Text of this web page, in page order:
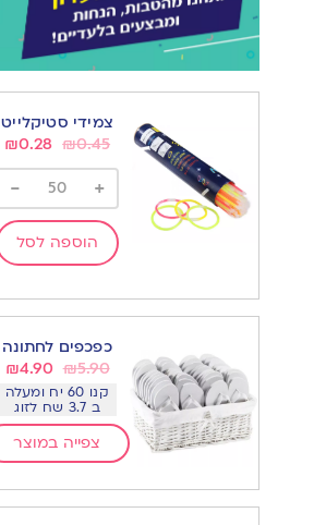
צמידי סטיקלייט
₪0.45
₪0.28
+
-
הוספה לסל
כפכפים לחתונה
₪5.90
₪4.90
קנו 60 יח ומעלה
ב 3.7 שח לזוג
צפייה במוצר